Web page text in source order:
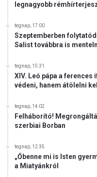
legnagyobb
tegnap, 17:00
Szeptemberben
Salist továbbra is
tegnap, 15:31
XIV. Leó pápa a
védeni, hanem átölelni kell
tegnap, 14:02
Felháborító!
szerbiai Borban
tegnap, 12:35
„Őbenne mi is Isten
a Miatyánkról